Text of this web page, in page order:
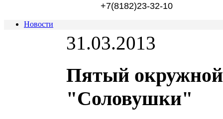
+7(8182)23-32-10
Новости
31.03.2013
Пятый окружной
"Соловушки"